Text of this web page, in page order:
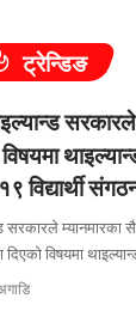
ट्रेन्डिङ
विद्यार्थी
सरकारले म्यानमारका
दिएको विषयमा